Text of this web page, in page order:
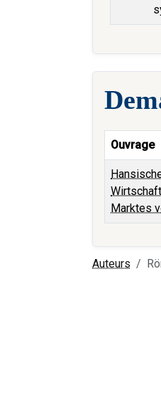
Ouvrage
Marktes
Auteurs